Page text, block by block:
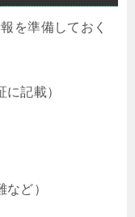
を準備しておく
に記載）
など）